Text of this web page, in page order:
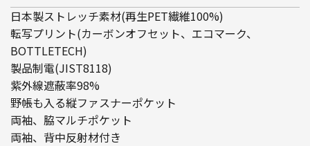
日本製ストレッチ素材(再生PET繊維100%)
転写プリント(カーボンオフセット、エコマーク、
BOTTLETECH)
製品制電(JIST8118)
紫外線遮蔽率98%
野帳も入る縦ファスナーポケット
両袖、脇マルチポケット
両袖、背中反射材付き